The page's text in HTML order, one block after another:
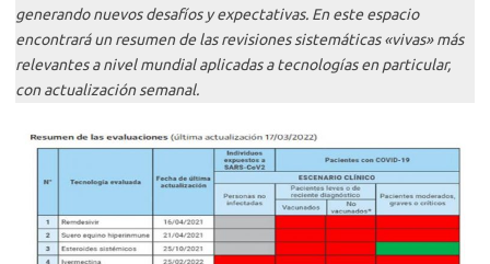
generando nuevos desafíos y expectativas. En este espacio
encontrará un resumen de las revisiones sistemáticas «vivas» más
relevantes a nivel mundial aplicadas a tecnologías en particular,
con actualización semanal.